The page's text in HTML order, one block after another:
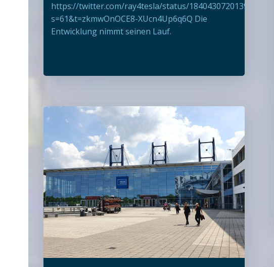
https://twitter.com/ray4tesla/status/1840430720139026910?
s=61&t=zkmwOnOCE8-XUcn4Up6q6Q Die
Entwicklung nimmt seinen Lauf.